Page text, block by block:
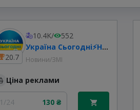
20.7
10.4K/
552
Україна Сьогодні⚡️Новини
Новини/ЗМІ
Ціна реклами
1/24 130 ₴